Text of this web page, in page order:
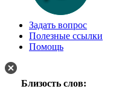
Задать вопрос
Полезные ссылки
Помощь
Близость слов: